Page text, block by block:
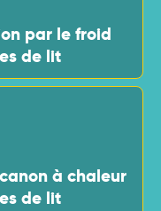
par le froid
de lit
à chaleur
de lit